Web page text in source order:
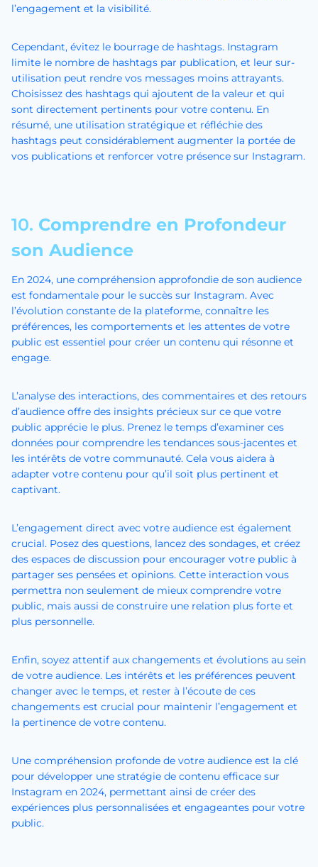
l’engagement et la visibilité.
Cependant, évitez le bourrage de hashtags. Instagram
limite le nombre de hashtags par publication, et leur sur-
utilisation peut rendre vos messages moins attrayants.
Choisissez des hashtags qui ajoutent de la valeur et qui
sont directement pertinents pour votre contenu. En
résumé, une utilisation stratégique et réfléchie des
hashtags peut considérablement augmenter la portée de
vos publications et renforcer votre présence sur Instagram.
10. Comprendre en Profondeur
son Audience
En 2024, une compréhension approfondie de son audience
est fondamentale pour le succès sur Instagram. Avec
l’évolution constante de la plateforme, connaître les
préférences, les comportements et les attentes de votre
public est essentiel pour créer un contenu qui résonne et
engage.
L’analyse des interactions, des commentaires et des retours
d’audience offre des insights précieux sur ce que votre
public apprécie le plus. Prenez le temps d’examiner ces
données pour comprendre les tendances sous-jacentes et
les intérêts de votre communauté. Cela vous aidera à
adapter votre contenu pour qu’il soit plus pertinent et
captivant.
L’engagement direct avec votre audience est également
crucial. Posez des questions, lancez des sondages, et créez
des espaces de discussion pour encourager votre public à
partager ses pensées et opinions. Cette interaction vous
permettra non seulement de mieux comprendre votre
public, mais aussi de construire une relation plus forte et
plus personnelle.
Enfin, soyez attentif aux changements et évolutions au sein
de votre audience. Les intérêts et les préférences peuvent
changer avec le temps, et rester à l’écoute de ces
changements est crucial pour maintenir l’engagement et
la pertinence de votre contenu.
Une compréhension profonde de votre audience est la clé
pour développer une stratégie de contenu efficace sur
Instagram en 2024, permettant ainsi de créer des
expériences plus personnalisées et engageantes pour votre
public.